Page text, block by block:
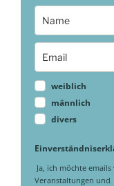
weiblich
männlich
divers
Ja, ich möchte
Veranstaltungen und